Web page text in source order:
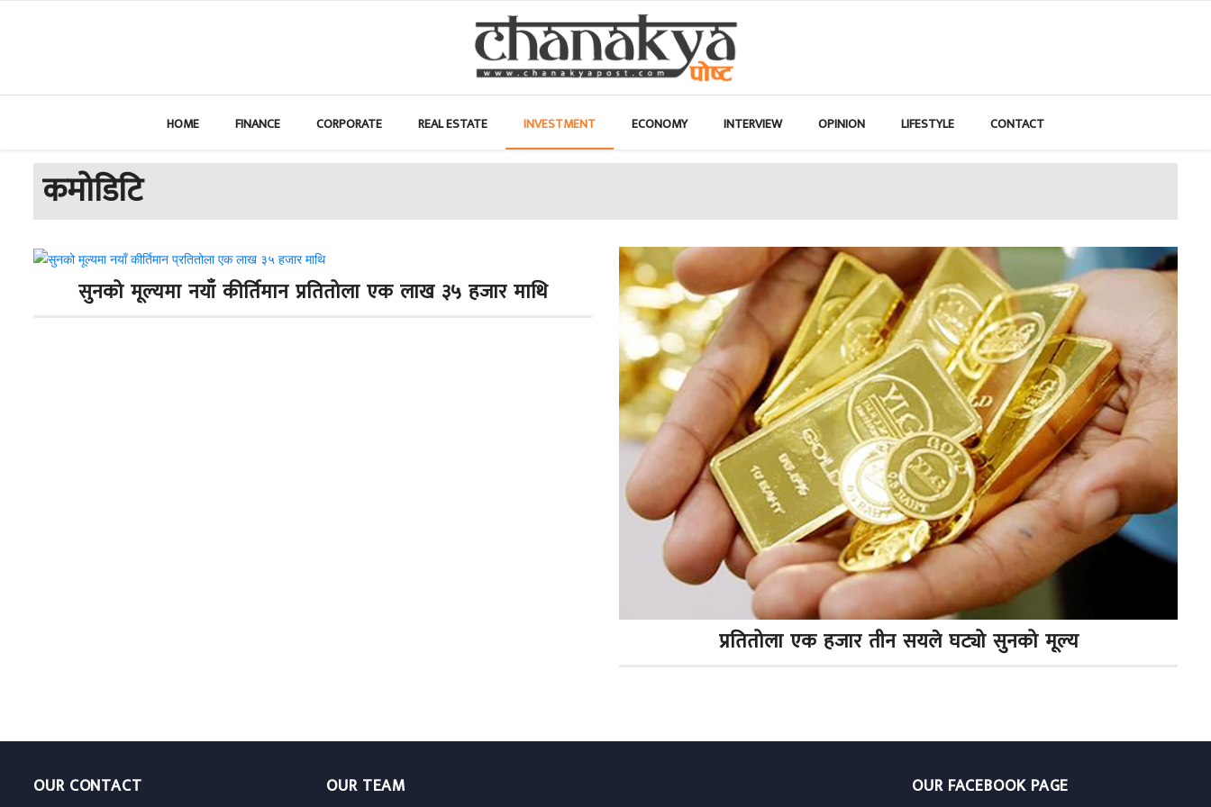
HOME FINANCE CORPORATE REAL ESTATE INVESTMENT ECONOMY INTERVIEW OPINION LIFESTYLE CONTACT
कमोडिटि
सुनको मूल्यमा नयाँ कीर्तिमान प्रतितोला एक लाख ३५ हजार माथि
प्रतितोला एक हजार तीन सयले घट्यो सुनको मूल्य
OUR CONTACT OUR TEAM OUR FACEBOOK PAGE